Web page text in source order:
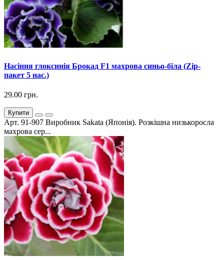
Насіння глоксинія Брокад F1 махрова синьо-біла (Zip-
пакет 5 нас.)
29.00 грн.
Купити
Арт. 91-907 Виробник Sakata (Японія). Розкішна низькоросла
махрова сер...